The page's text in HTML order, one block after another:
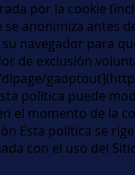
por la cookie
se anonimiza antes
navegador para
de exclusión
política puede
el momento de la
Esta política se
con el uso del